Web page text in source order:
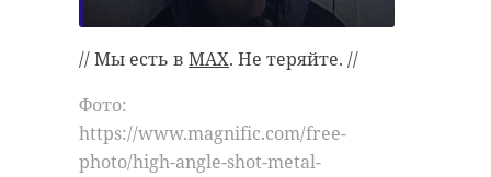
// Мы есть в MAX. Не теряйте. //
Фото:
https://www.magnific.com/free-
photo/high-angle-shot-metal-